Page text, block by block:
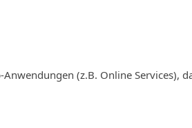
(z.B. Online Services),